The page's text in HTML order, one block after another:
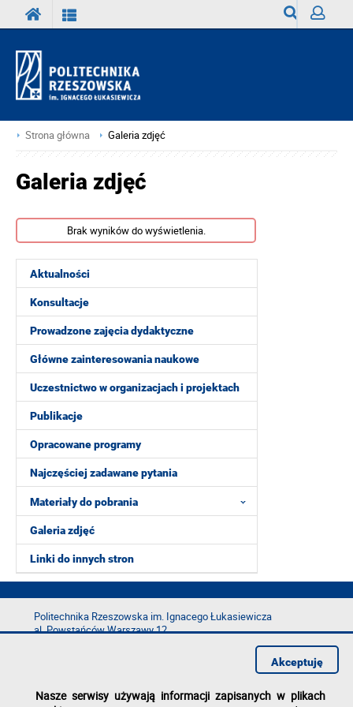
Strona główna Galeria zdjęć
Aktualności
Konsultacje
Prowadzone zajęcia dydaktyczne
Główne zainteresowania naukowe
Uczestnictwo w organizacjach i projektach
Publikacje
Opracowane programy
Najczęściej zadawane pytania
Materiały do pobrania
Galeria zdjęć
Linki do innych stron
Galeria zdjęć
Brak wyników do wyświetlenia.
Politechnika Rzeszowska im. Ignacego Łukasiewicza
al. Powstańców Warszawy 12
e-mail:kancelaria@prz.edu.pl
Nasze serwisy używają informacji zapisanych w plikach
Akceptuję